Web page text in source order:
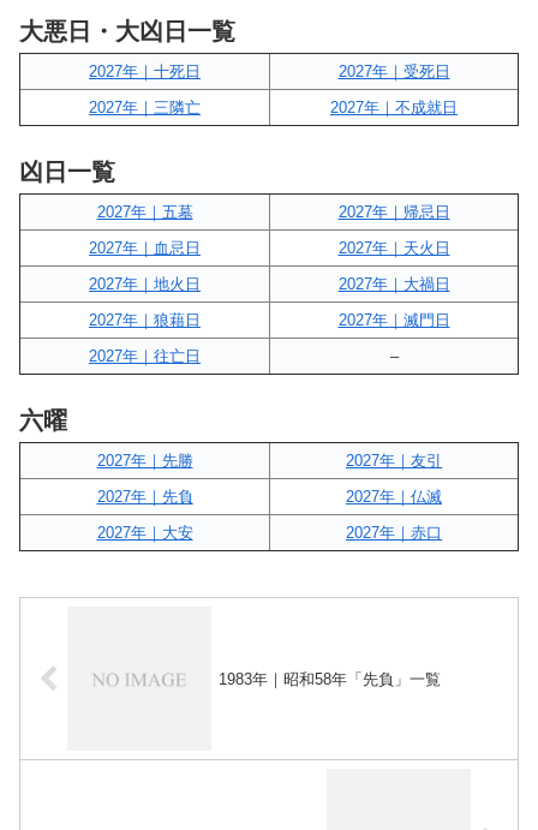
大悪日・大凶日一覧
2027年｜十死日
2027年｜受死日
2027年｜三隣亡
2027年｜不成就日
凶日一覧
2027年｜五墓
2027年｜帰忌日
2027年｜血忌日
2027年｜天火日
2027年｜地火日
2027年｜大禍日
2027年｜狼藉日
2027年｜滅門日
2027年｜往亡日
–
六曜
2027年｜先勝
2027年｜友引
2027年｜先負
2027年｜仏滅
2027年｜大安
2027年｜赤口
1983年｜昭和58年「先負」一覧